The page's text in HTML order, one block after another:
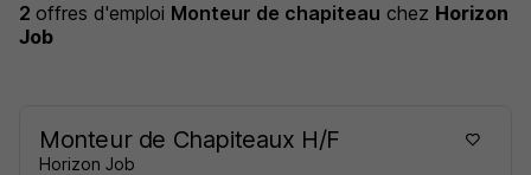
2 offres d'emploi Monteur de chapiteau chez Horizon
Job
Monteur de Chapiteaux H/F
Horizon Job